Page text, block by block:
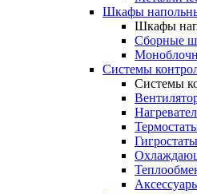
Шкафы
Шкафы
Сборные
Системы
Системы
Гигростаты